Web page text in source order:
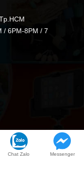
/ 6PM-8PM / 7
Chat Zalo Messenger